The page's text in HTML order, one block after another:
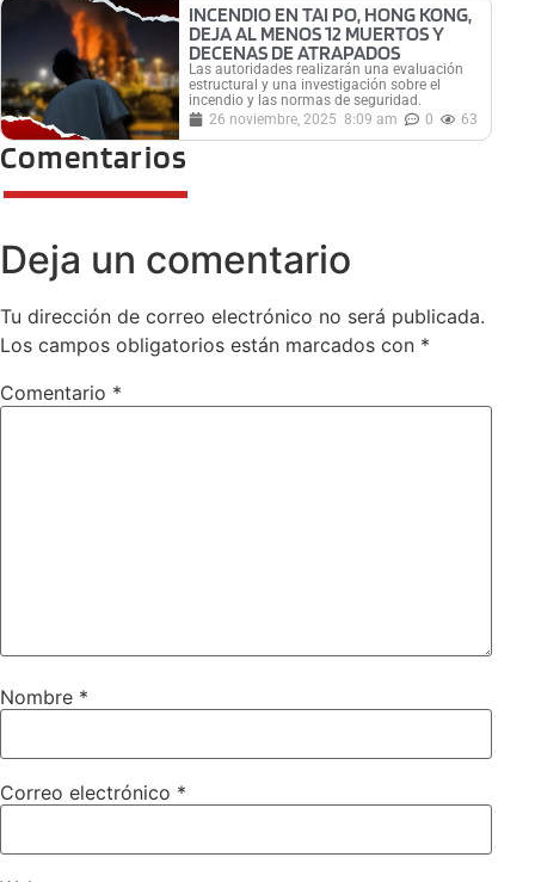
INCENDIO EN TAI PO, HONG KONG,
DEJA AL MENOS 12 MUERTOS Y
DECENAS DE ATRAPADOS
Las autoridades realizarán una evaluación
estructural y una investigación sobre el
incendio y las normas de seguridad.
26 noviembre, 2025 8:09 am 0 63
Comentarios
Deja un comentario
Tu dirección de correo electrónico no será publicada.
Los campos obligatorios están marcados con *
Comentario *
Nombre *
Correo electrónico *